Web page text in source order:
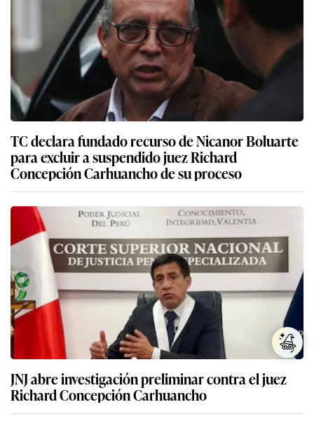
TC declara fundado recurso de Nicanor Boluarte
para excluir a suspendido juez Richard
Concepción Carhuancho de su proceso
JNJ abre investigación preliminar contra el juez